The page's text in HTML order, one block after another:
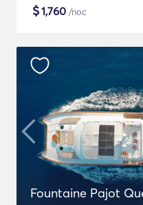
$1,760 /noc
Fountaine Pajot